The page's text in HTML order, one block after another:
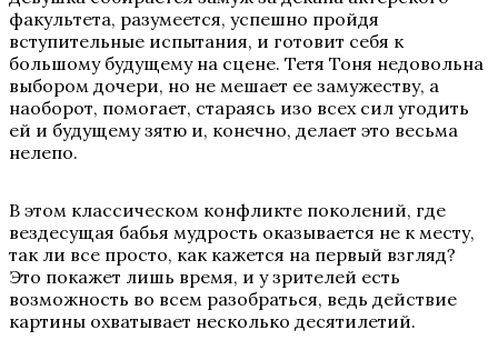
факультета, разумеется, успешно пройдя
вступительные испытания, и готовит себя к
большому будущему на сцене. Тетя Тоня недовольна
выбором дочери, но не мешает ее замужеству, а
наоборот, помогает, стараясь изо всех сил угодить
ей и будущему зятю и, конечно, делает это весьма
нелепо.
В этом классическом конфликте поколений, где
вездесущая бабья мудрость оказывается не к месту,
так ли все просто, как кажется на первый взгляд?
Это покажет лишь время, и у зрителей есть
возможность во всем разобраться, ведь действие
картины охватывает несколько десятилетий.